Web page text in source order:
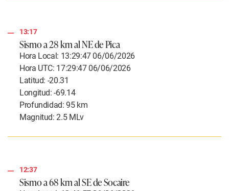
13:17
Sismo a 28 km al NE de Pica
Hora Local: 13:29:47 06/06/2026
Hora UTC: 17:29:47 06/06/2026
Latitud: -20.31
Longitud: -69.14
Profundidad: 95 km
Magnitud: 2.5 MLv
12:37
Sismo a 68 km al SE de Socaire